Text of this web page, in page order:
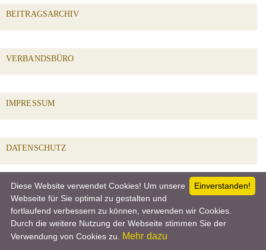
BEITRAGSARCHIV
VERBANDSBÜRO
IMPRESSUM
DATENSCHUTZ
Einverstanden!
Diese Website verwendet Cookies! Um unsere
Webseite für Sie optimal zu gestalten und
fortlaufend verbessern zu können, verwenden wir Cookies.
Durch die weitere Nutzung der Webseite stimmen Sie der
Verwendung von Cookies zu.
Mehr dazu